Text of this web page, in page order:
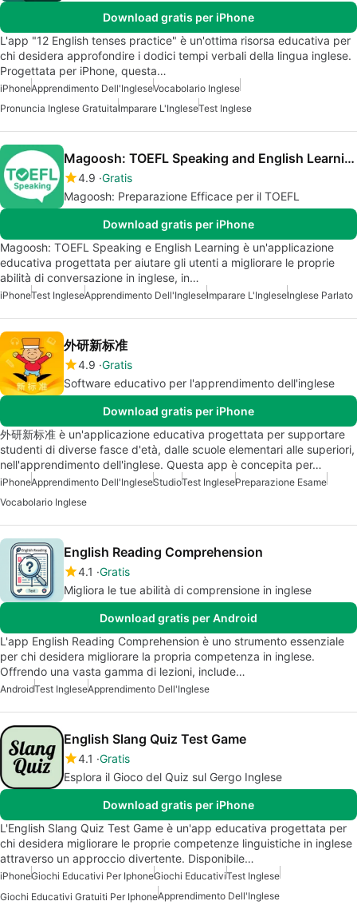
Download gratis per iPhone
L'app "12 English tenses practice" è un'ottima risorsa educativa per
chi desidera approfondire i dodici tempi verbali della lingua inglese.
Progettata per iPhone, questa…
iPhoneApprendimento Dell'IngleseVocabolario Inglese
Pronuncia Inglese GratuitaImparare L'IngleseTest Inglese
Magoosh: TOEFL Speaking and English Learning
4.9 Gratis
Magoosh: Preparazione Efficace per il TOEFL
Download gratis per iPhone
Magoosh: TOEFL Speaking e English Learning è un'applicazione
educativa progettata per aiutare gli utenti a migliorare le proprie
abilità di conversazione in inglese, in…
iPhoneTest IngleseApprendimento Dell'IngleseImparare L'IngleseInglese Parlato
外研新标准
4.9 Gratis
Software educativo per l'apprendimento dell'inglese
Download gratis per iPhone
外研新标准 è un'applicazione educativa progettata per supportare
studenti di diverse fasce d'età, dalle scuole elementari alle superiori,
nell'apprendimento dell'inglese. Questa app è concepita per…
iPhoneApprendimento Dell'IngleseStudioTest InglesePreparazione Esame
Vocabolario Inglese
English Reading Comprehension
4.1 Gratis
Migliora le tue abilità di comprensione in inglese
Download gratis per Android
L'app English Reading Comprehension è uno strumento essenziale
per chi desidera migliorare la propria competenza in inglese.
Offrendo una vasta gamma di lezioni, include…
AndroidTest IngleseApprendimento Dell'Inglese
English Slang Quiz Test Game
4.1 Gratis
Esplora il Gioco del Quiz sul Gergo Inglese
Download gratis per iPhone
L'English Slang Quiz Test Game è un'app educativa progettata per
chi desidera migliorare le proprie competenze linguistiche in inglese
attraverso un approccio divertente. Disponibile…
iPhoneGiochi Educativi Per IphoneGiochi EducativiTest Inglese
Giochi Educativi Gratuiti Per IphoneApprendimento Dell'Inglese